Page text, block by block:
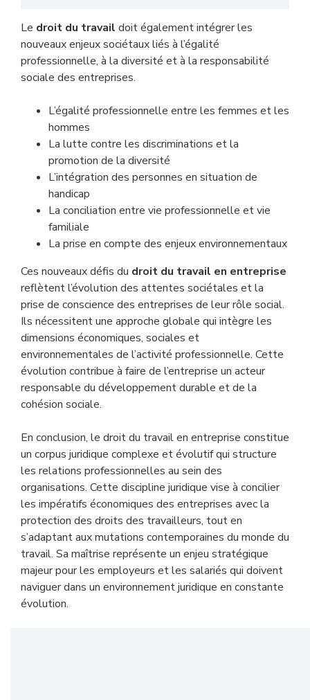
Le droit du travail doit également intégrer les
nouveaux enjeux sociétaux liés à l’égalité
professionnelle, à la diversité et à la responsabilité
sociale des entreprises.
L’égalité professionnelle entre les femmes et les
hommes
La lutte contre les discriminations et la
promotion de la diversité
L’intégration des personnes en situation de
handicap
La conciliation entre vie professionnelle et vie
familiale
La prise en compte des enjeux environnementaux
Ces nouveaux défis du droit du travail en entreprise
reflètent l’évolution des attentes sociétales et la
prise de conscience des entreprises de leur rôle social.
Ils nécessitent une approche globale qui intègre les
dimensions économiques, sociales et
environnementales de l’activité professionnelle. Cette
évolution contribue à faire de l’entreprise un acteur
responsable du développement durable et de la
cohésion sociale.
En conclusion, le droit du travail en entreprise constitue
un corpus juridique complexe et évolutif qui structure
les relations professionnelles au sein des
organisations. Cette discipline juridique vise à concilier
les impératifs économiques des entreprises avec la
protection des droits des travailleurs, tout en
s’adaptant aux mutations contemporaines du monde du
travail. Sa maîtrise représente un enjeu stratégique
majeur pour les employeurs et les salariés qui doivent
naviguer dans un environnement juridique en constante
évolution.